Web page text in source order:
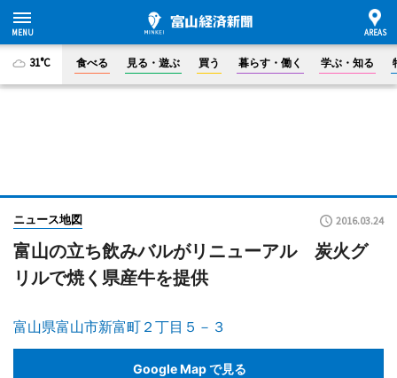
31°C 食べる 見る・遊ぶ 買う 暮らす・働く 学ぶ・知る
ニュース地図 2016.03.24
富山の立ち飲みバルがリニューアル 炭火グ
リルで焼く県産牛を提供
富山県富山市新富町２丁目５－３
Google Map で見る